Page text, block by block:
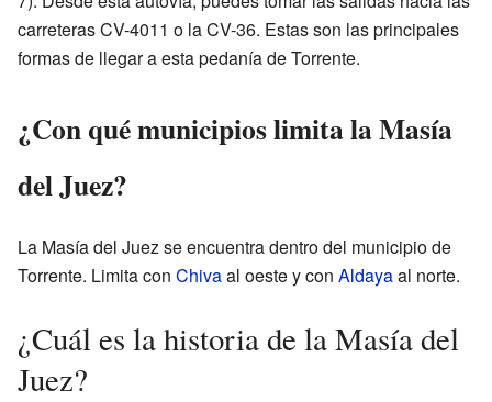
carreteras CV-4011 o la CV-36. Estas son las principales
formas de llegar a esta pedanía de Torrente.
¿Con qué municipios limita la Masía
del Juez?
La Masía del Juez se encuentra dentro del municipio de
Torrente. Limita con Chivaal oeste y con Aldayaal norte.
¿Cuál es la historia de la Masía del
Juez?